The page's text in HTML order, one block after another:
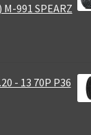
991 SPEARZ
- 13 70P P36